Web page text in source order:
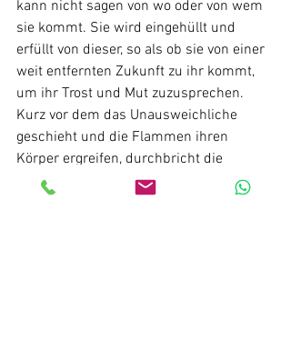
kann nicht sagen von wo oder von wem
sie kommt. Sie wird eingehüllt und
erfüllt von dieser, so als ob sie von einer
weit entfernten Zukunft zu ihr kommt,
um ihr Trost und Mut zuzusprechen.
Kurz vor dem das Unausweichliche
geschieht und die Flammen ihren
Körper ergreifen, durchbricht die
Stimme die Dunkelheit der Nacht und